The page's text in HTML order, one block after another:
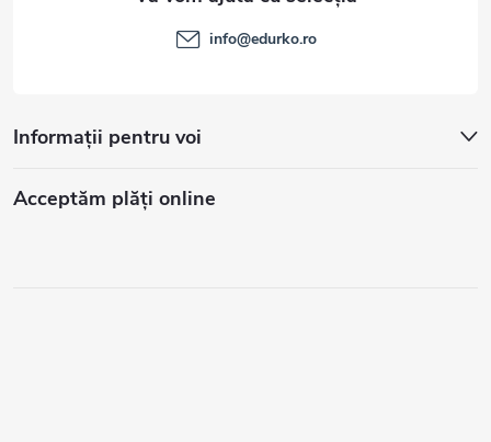
Informații pentru voi
Acceptăm plăţi online
info@edurko.ro